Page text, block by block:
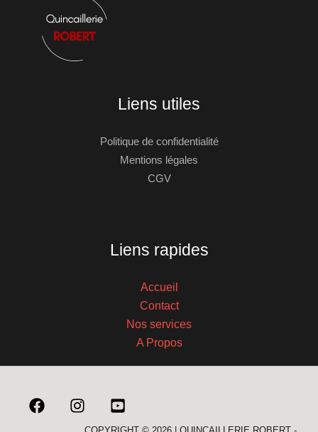
Liens utiles
Politique de confidentialité
Mentions légales
CGV
Liens rapides
Accueil
Contact
Nos services
A Propos